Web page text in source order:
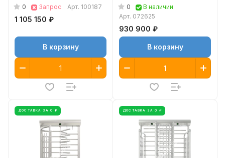
створками
(центральный
0 Запрос Арт. 100187
1 105 150 ₽
В корзину
двухпроходный
0
В наличии
Арт. 072625
930 900 ₽
В корзину
ДОСТАВКА ЗА 0 ₽ ДОСТАВКА ЗА 0 ₽